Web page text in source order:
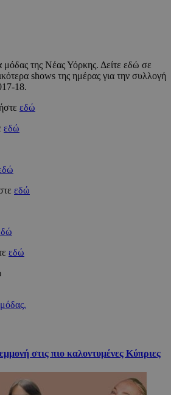
μόδας της Νέας Υόρκης. Δείτε εδώ σε
shows της ημέρας για την συλλογή
18.
εδώ
εδώ
εδώ
εδώ
στις πιο καλοντυμένες Κύπριες